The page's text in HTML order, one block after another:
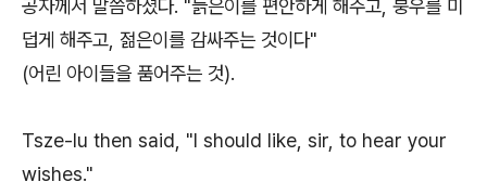
공자께서 말씀하셨다. "늙은이를 편안하게 해주고, 붕우를 미
덥게 해주고, 젊은이를 감싸주는 것이다"
(어린 아이들을 품어주는 것).
Tsze-lu then said, "I should like, sir, to hear your
wishes."